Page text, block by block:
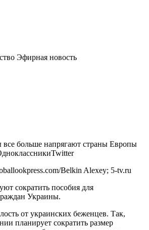
Эфирная новость
больше напрягают страны Европы
Belkin Alexey; 5-tv.ru
сократить пособия для
Украины.
от украинских беженцев. Так,
планирует сократить размер